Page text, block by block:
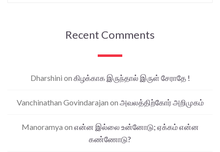
Recent Comments
Dharshini on கிழக்காக இருந்தால் இருள் சேராதே !
Vanchinathan Govindarajan on அவலத்திற்கோர் அறிமுகம்
Manoramya on என்ன இல்லை உன்னோடு; ஏக்கம் என்ன
கண்ணோடு?